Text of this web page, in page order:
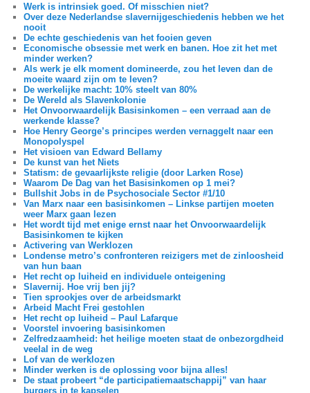
Werk is intrinsiek goed. Of misschien niet?
Over deze Nederlandse slavernijgeschiedenis hebben we het
nooit
De echte geschiedenis van het fooien geven
Economische obsessie met werk en banen. Hoe zit het met
minder werken?
Als werk je elk moment domineerde, zou het leven dan de
moeite waard zijn om te leven?
De werkelijke macht: 10% steelt van 80%
De Wereld als Slavenkolonie
Het Onvoorwaardelijk Basisinkomen – een verraad aan de
werkende klasse?
Hoe Henry George’s principes werden vernaggelt naar een
Monopolyspel
Het visioen van Edward Bellamy
De kunst van het Niets
Statism: de gevaarlijkste religie (door Larken Rose)
Waarom De Dag van het Basisinkomen op 1 mei?
Bullshit Jobs in de Psychosociale Sector #1/10
Van Marx naar een basisinkomen – Linkse partijen moeten
weer Marx gaan lezen
Het wordt tijd met enige ernst naar het Onvoorwaardelijk
Basisinkomen te kijken
Activering van Werklozen
Londense metro’s confronteren reizigers met de zinloosheid
van hun baan
Het recht op luiheid en individuele onteigening
Slavernij. Hoe vrij ben jij?
Tien sprookjes over de arbeidsmarkt
Arbeid Macht Frei gestohlen
Het recht op luiheid – Paul Lafarque
Voorstel invoering basisinkomen
Zelfredzaamheid: het heilige moeten staat de onbezorgdheid
veelal in de weg
Lof van de werklozen
Minder werken is de oplossing voor bijna alles!
De staat probeert “de participatiemaatschappij” van haar
burgers in te kapselen